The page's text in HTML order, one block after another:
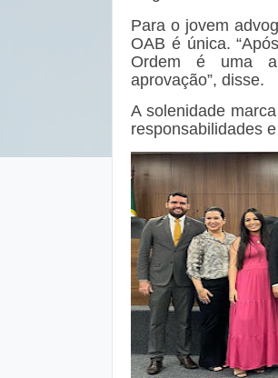
Para o jovem
OAB é única.
Ordem é uma
aprovação”, disse.
A solenidade
responsabilidades